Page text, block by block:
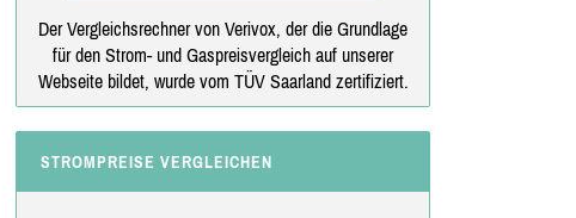
Der Vergleichsrechner von Verivox, der die Grundlage
für den Strom- und Gaspreisvergleich auf unserer
Webseite bildet, wurde vom TÜV Saarland zertifiziert.
STROMPREISE VERGLEICHEN